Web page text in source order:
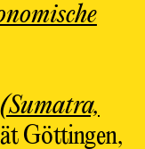
Göttingen,